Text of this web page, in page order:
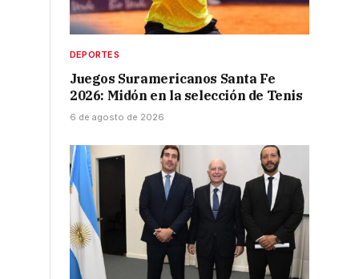
DEPORTES
Juegos Suramericanos Santa Fe
2026: Midón en la selección de Tenis
6 de agosto de 2026